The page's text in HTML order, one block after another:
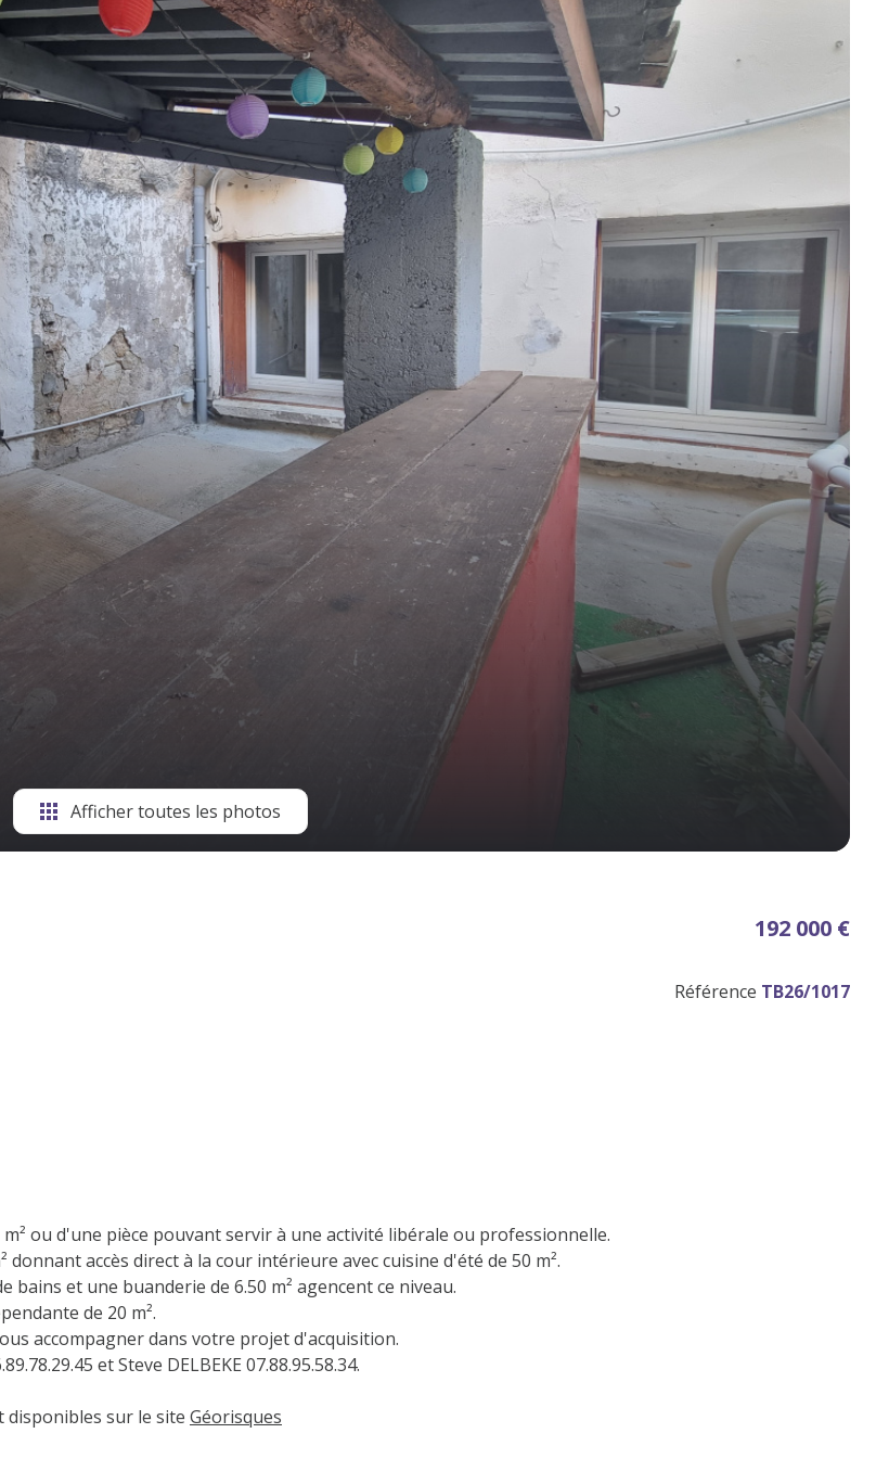
Afficher toutes les photos
192 000 €
Référence TB26/1017
ou d'une pièce pouvant servir à une activité libérale ou professionnelle.
accès direct à la cour intérieure avec cuisine d'été de 50 m².
bains et une buanderie de 6.50 m² agencent ce niveau.
de 20 m².
accompagner dans votre projet d'acquisition.
et Steve DELBEKE 07.88.95.58.34.
disponibles sur le site Géorisques